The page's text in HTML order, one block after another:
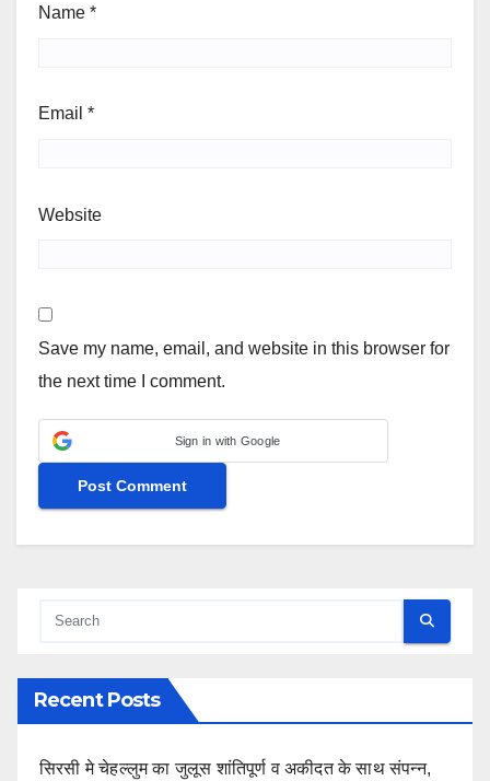
Name *
Email *
Website
Save my name, email, and website in this browser for
the next time I comment.
Sign in with Google
Recent Posts
सिरसी मे चेहल्लुम का जुलूस शांतिपूर्ण व अकीदत के साथ संपन्न,